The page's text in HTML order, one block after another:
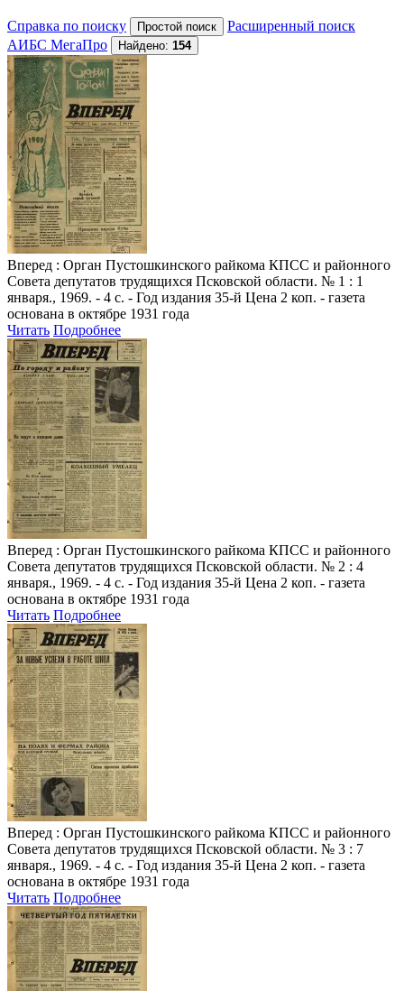
Справка по поиску
Расширенный поиск
АИБС МегаПро
Найдено: 154
Вперед : Орган Пустошкинского райкома КПСС и районного
Совета депутатов трудящихся Псковской области. № 1 : 1
января., 1969. - 4 с. - Год издания 35-й Цена 2 коп. - газета
основана в октябре 1931 года
Читать Подробнее
Вперед : Орган Пустошкинского райкома КПСС и районного
Совета депутатов трудящихся Псковской области. № 2 : 4
января., 1969. - 4 с. - Год издания 35-й Цена 2 коп. - газета
основана в октябре 1931 года
Читать Подробнее
Вперед : Орган Пустошкинского райкома КПСС и районного
Совета депутатов трудящихся Псковской области. № 3 : 7
января., 1969. - 4 с. - Год издания 35-й Цена 2 коп. - газета
основана в октябре 1931 года
Читать Подробнее